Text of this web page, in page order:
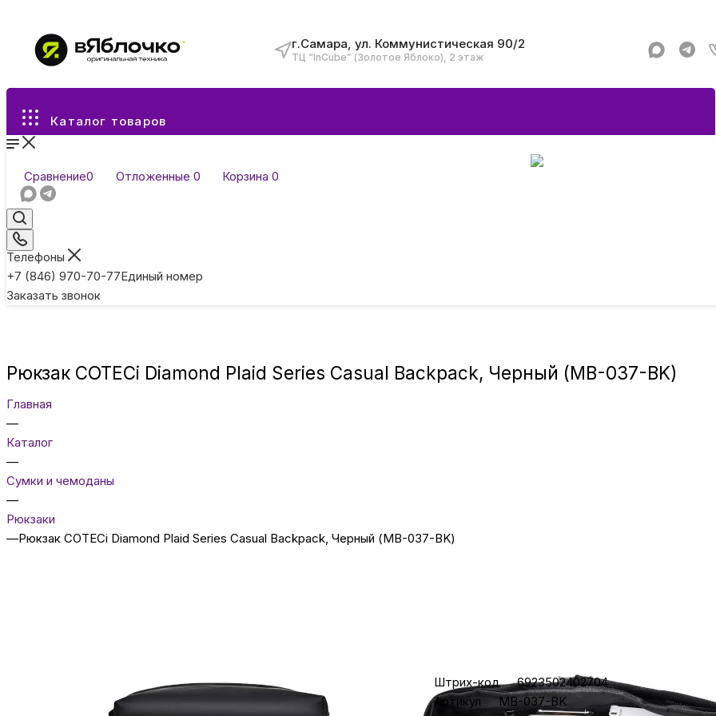
г.Самара, ул. Коммунистическая 90/2
ТЦ “InCube” (Золотое Яблоко), 2 этаж
Каталог товаров
Сравнение0 Отложенные 0 Корзина 0
Телефоны
+7 (846) 970-70-77Единый номер
Заказать звонок
Все разделы каталога
Игровые
ТВ и
Рюкзак COTECi Diamond Plaid Series Casual Backpack, Черный (MB-037-BK)
Главная
—
Каталог
—
Сумки и чемоданы
—
Рюкзаки
—Рюкзак COTECi Diamond Plaid Series Casual Backpack, Черный (MB-037-BK)
Штрих-код
6923502402704
Артикул
MB-037-BK